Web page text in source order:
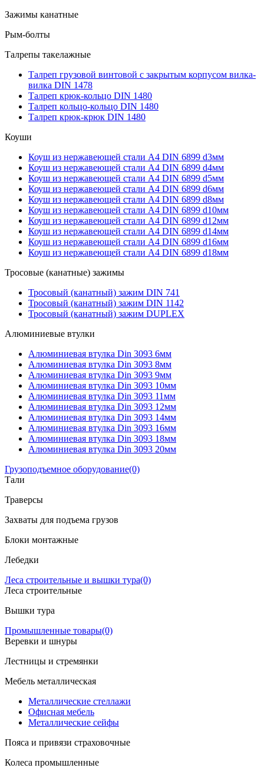
Зажимы канатные
Рым-болты
Талрепы такелажные
Талреп грузовой винтовой с закрытым корпусом вилка-
вилка DIN 1478
Талреп крюк-кольцо DIN 1480
Талреп кольцо-кольцо DIN 1480
Талреп крюк-крюк DIN 1480
Коуши
Коуш из нержавеющей стали А4 DIN 6899 d3мм
Коуш из нержавеющей стали А4 DIN 6899 d4мм
Коуш из нержавеющей стали А4 DIN 6899 d5мм
Коуш из нержавеющей стали А4 DIN 6899 d6мм
Коуш из нержавеющей стали А4 DIN 6899 d8мм
Коуш из нержавеющей стали А4 DIN 6899 d10мм
Коуш из нержавеющей стали А4 DIN 6899 d12мм
Коуш из нержавеющей стали А4 DIN 6899 d14мм
Коуш из нержавеющей стали А4 DIN 6899 d16мм
Коуш из нержавеющей стали А4 DIN 6899 d18мм
Тросовые (канатные) зажимы
Тросовый (канатный) зажим DIN 741
Тросовый (канатный) зажим DIN 1142
Тросовый (канатный) зажим DUPLEX
Алюминиевые втулки
Алюминиевая втулка Din 3093 6мм
Алюминиевая втулка Din 3093 8мм
Алюминиевая втулка Din 3093 9мм
Алюминиевая втулка Din 3093 10мм
Алюминиевая втулка Din 3093 11мм
Алюминиевая втулка Din 3093 12мм
Алюминиевая втулка Din 3093 14мм
Алюминиевая втулка Din 3093 16мм
Алюминиевая втулка Din 3093 18мм
Алюминиевая втулка Din 3093 20мм
Грузоподъемное оборудование(0)
Тали
Траверсы
Захваты для подъема грузов
Блоки монтажные
Лебедки
Леса строительные и вышки тура(0)
Леса строительные
Вышки тура
Промышленные товары(0)
Веревки и шнуры
Лестницы и стремянки
Мебель металлическая
Металлические стеллажи
Офисная мебель
Металлические сейфы
Пояса и привязи страховочные
Колеса промышленные